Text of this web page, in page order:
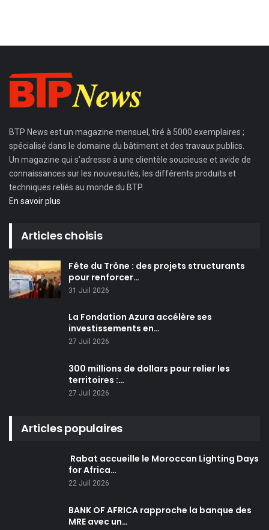
BTP News est un magazine mensuel, tiré à 5000 exemplaires ;
spécialisé dans le domaine du bâtiment et des travaux publics.
Un magazine qui s’adresse à une clientèle soucieuse et avide de
connaissances sur les nouveautés, les différents produits et
techniques reliés au monde du BTP.
En savoir plus
Articles choisis
Fête du Trône : des projets structurants
pour renforcer…
31 Juil 2026
La Fondation Azura accélère ses
investissements en…
27 Juil 2026
300 millions de dollars pour relier les
territoires :…
27 Juil 2026
Articles populaires
Rabat accueille le Moroccan Lighting Days
for Africa…
22 Juil 2026
BANK OF AFRICA rapproche la banque des
MRE avec un…